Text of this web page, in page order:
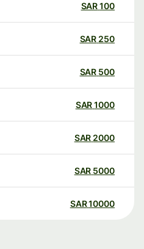
100
SAR
250
SAR
500
SAR
1000
SAR
2000
SAR
5000
SAR
10000
SAR